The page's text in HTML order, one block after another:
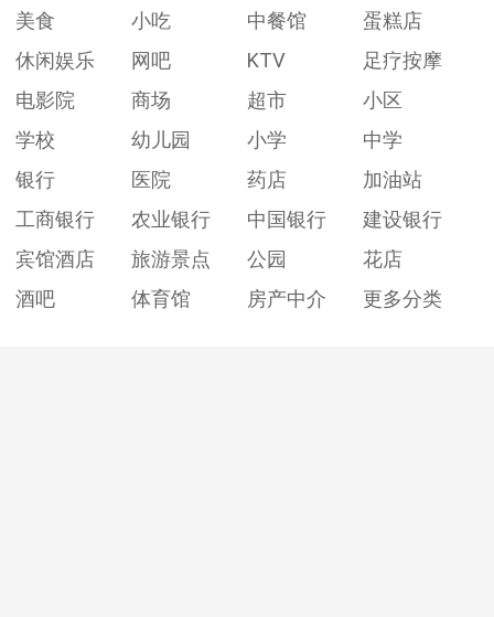
美食 小吃 中餐馆
蛋糕店
休闲娱乐
网吧 KTV
足疗按摩
电影院
商场 超市
小区
学校
幼儿园 小学
中学
银行
医院 药店
加油站
工商银行
农业银行 中国银行
建设银行
宾馆酒店
旅游景点 公园
花店
酒吧
体育馆 房产中介 更多分类